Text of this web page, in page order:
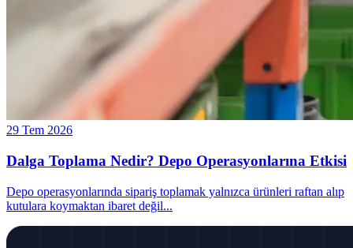
29 Tem 2026
Dalga Toplama Nedir? Depo Operasyonlarına Etkisi
Depo operasyonlarında sipariş toplamak yalnızca ürünleri raftan alıp
kutulara koymaktan ibaret değil...